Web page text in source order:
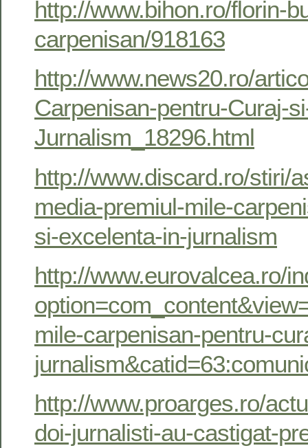
http://www.bihon.ro/florin-
carpenisan/918163
http://www.news20.ro/
Carpenisan-pentru-Curaj-
Jurnalism_18296.html
http://www.discard.ro/stiri/
media-premiul-mile-
si-excelenta-in-jurnalism
http://www.eurovalcea.ro/
mile-carpenisan-pentru-
http://www.proarges.ro/
doi-jurnalisti-au-castigat-